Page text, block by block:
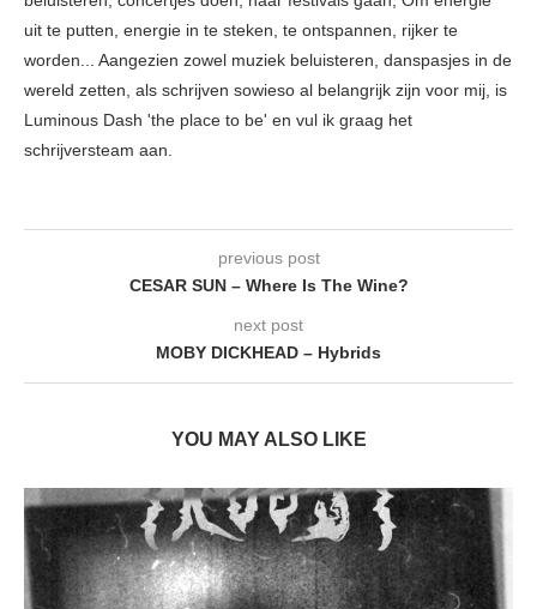
uit te putten, energie in te steken, te ontspannen, rijker te
worden... Aangezien zowel muziek beluisteren, danspasjes in de
wereld zetten, als schrijven sowieso al belangrijk zijn voor mij, is
Luminous Dash 'the place to be' en vul ik graag het
schrijversteam aan.
previous post
CESAR SUN – Where Is The Wine?
next post
MOBY DICKHEAD – Hybrids
YOU MAY ALSO LIKE